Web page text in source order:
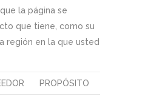
la página se
que tiene, como su
región en la que usted
PROPÓSITO